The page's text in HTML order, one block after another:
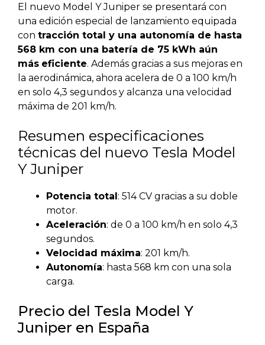
El nuevo Model Y Juniper se presentará con
una edición especial de lanzamiento equipada
con tracción total y una autonomía de hasta
568 km con una batería de 75 kWh aún
más eficiente. Además gracias a sus mejoras en
la aerodinámica, ahora acelera de 0 a 100 km/h
en solo 4,3 segundos y alcanza una velocidad
máxima de 201 km/h.
Resumen especificaciones
técnicas del nuevo Tesla Model
Y Juniper
Potencia total: 514 CV gracias a su doble
motor.
Aceleración: de 0 a 100 km/h en solo 4,3
segundos.
Velocidad máxima: 201 km/h.
Autonomía: hasta 568 km con una sola
carga.
Precio del Tesla Model Y
Juniper en España